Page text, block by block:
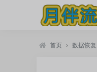
首页 › 数据恢复